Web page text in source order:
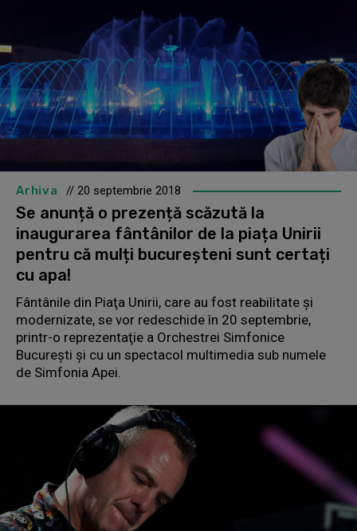
Arhiva // 20 septembrie 2018
Se anunță o prezență scăzută la
inaugurarea fântânilor de la piața Unirii
pentru că mulți bucureșteni sunt certați
cu apa!
Fântânile din Piaţa Unirii, care au fost reabilitate şi
modernizate, se vor redeschide în 20 septembrie,
printr-o reprezentaţie a Orchestrei Simfonice
Bucureşti şi cu un spectacol multimedia sub numele
de Simfonia Apei.